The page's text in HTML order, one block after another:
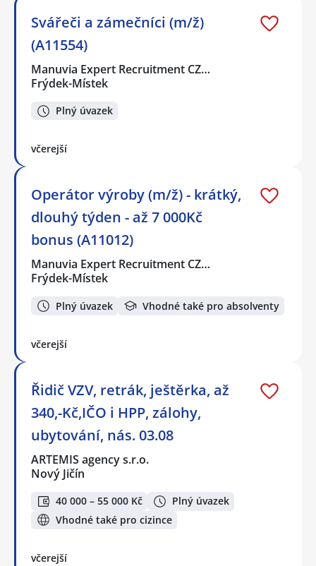
Svářeči a zámečníci (m/ž)
(A11554)
Manuvia Expert Recruitment CZ…
Frýdek-Místek
Plný úvazek
včerejší
Operátor výroby (m/ž) - krátký,
dlouhý týden - až 7 000Kč
bonus (A11012)
Manuvia Expert Recruitment CZ…
Frýdek-Místek
Plný úvazek Vhodné také pro absolventy
včerejší
Řidič VZV, retrák, ještěrka, až
340,-Kč,IČO i HPP, zálohy,
ubytování, nás. 03.08
ARTEMIS agency s.r.o.
Nový Jičín
40 000 – 55 000 Kč
Plný úvazek
Vhodné také pro cizince
včerejší